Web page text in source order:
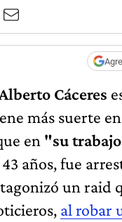
Cáceres
más suerte
en "su
43 años, fue
un raid
al robar